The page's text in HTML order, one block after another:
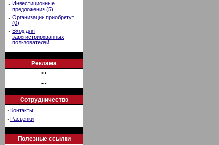
· Инвестиционные
предложения (5)
· Организации приобретут
(0)
· Вход для
зарегистрированных
пользователей
Реклама
•••
•••
Сотрудничество
· Контакты
· Расценки
Полезные ссылки